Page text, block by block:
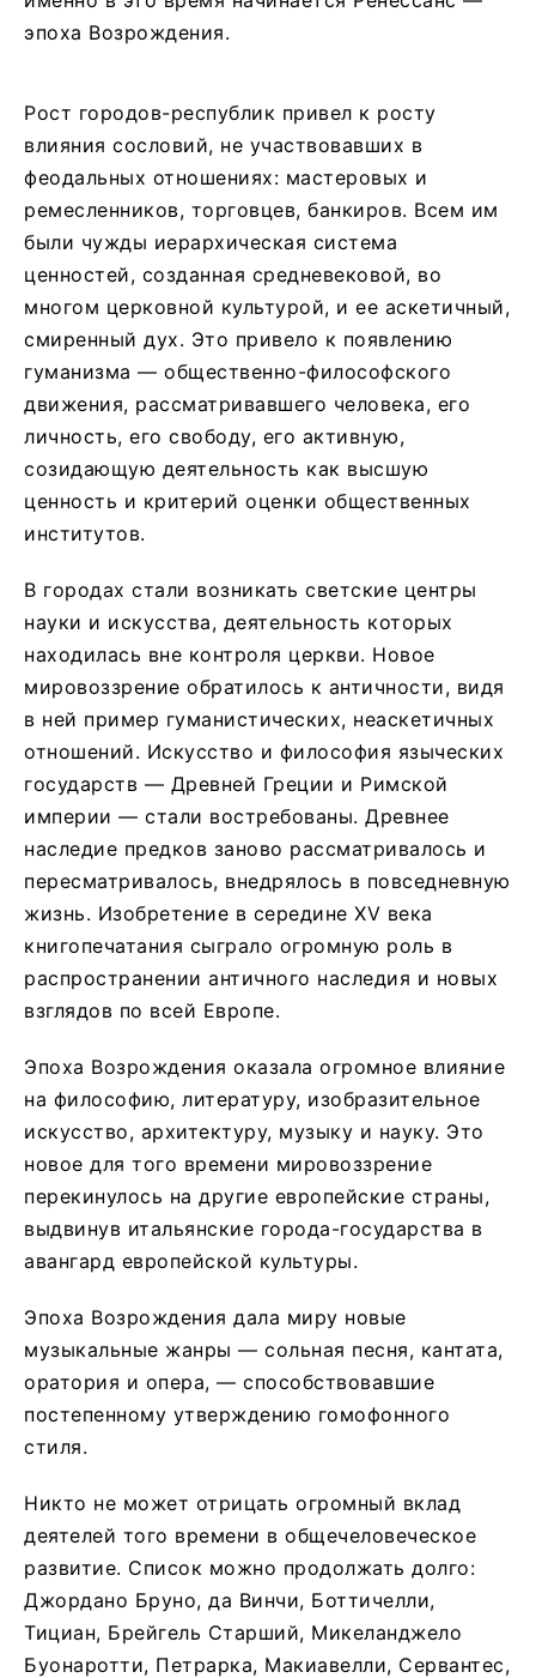
эпоха Возрождения.
Рост городов-республик привел к росту
влияния сословий, не участвовавших в
феодальных отношениях: мастеровых и
ремесленников, торговцев, банкиров. Всем им
были чужды иерархическая система
ценностей, созданная средневековой, во
многом церковной культурой, и ее аскетичный,
смиренный дух. Это привело к появлению
гуманизма — общественно-философского
движения, рассматривавшего человека, его
личность, его свободу, его активную,
созидающую деятельность как высшую
ценность и критерий оценки общественных
институтов.
В городах стали возникать светские центры
науки и искусства, деятельность которых
находилась вне контроля церкви. Новое
мировоззрение обратилось к античности, видя
в ней пример гуманистических, неаскетичных
отношений. Искусство и философия языческих
государств — Древней Греции и Римской
империи — стали востребованы. Древнее
наследие предков заново рассматривалось и
пересматривалось, внедрялось в повседневную
жизнь. Изобретение в середине XV века
книгопечатания сыграло огромную роль в
распространении античного наследия и новых
взглядов по всей Европе.
Эпоха Возрождения оказала огромное влияние
на философию, литературу, изобразительное
искусство, архитектуру, музыку и науку. Это
новое для того времени мировоззрение
перекинулось на другие европейские страны,
выдвинув итальянские города-государства в
авангард европейской культуры.
Эпоха Возрождения дала миру новые
музыкальные жанры — сольная песня, кантата,
оратория и опера, — способствовавшие
постепенному утверждению гомофонного
стиля.
Никто не может отрицать огромный вклад
деятелей того времени в общечеловеческое
развитие. Список можно продолжать долго:
Джордано Бруно, да Винчи, Боттичелли,
Тициан, Брейгель Старший, Микеланджело
Буонаротти, Петрарка, Макиавелли, Сервантес,